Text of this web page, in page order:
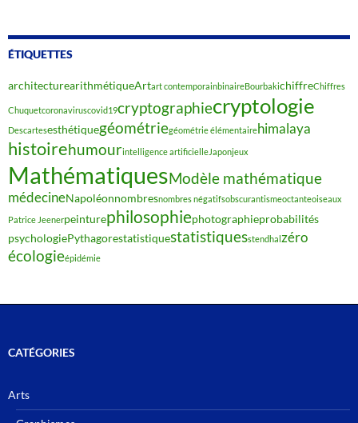
ÉTIQUETTES
architecturearithmétiqueArtart contemporainbinaireBourbakichiffreChiffres
Chuquetcoronaviruscovid19cryptographiecryptologie
Descartesesthétiquegéométriegéométrie élémentairehimalaya
histoirehumourintelligence artificielleJaponjeux
MathématiquesModèle mathématique
médecineNapoléonnombresnombres négatifsobscurantismeoctanteoiseaux
Patrice Jeenerpeinturephilosophiephotographieprobabilités
psychologiePythagorestatistiquestatistiquesstendhalzéro
écologieépidémie
CATÉGORIES
Arts